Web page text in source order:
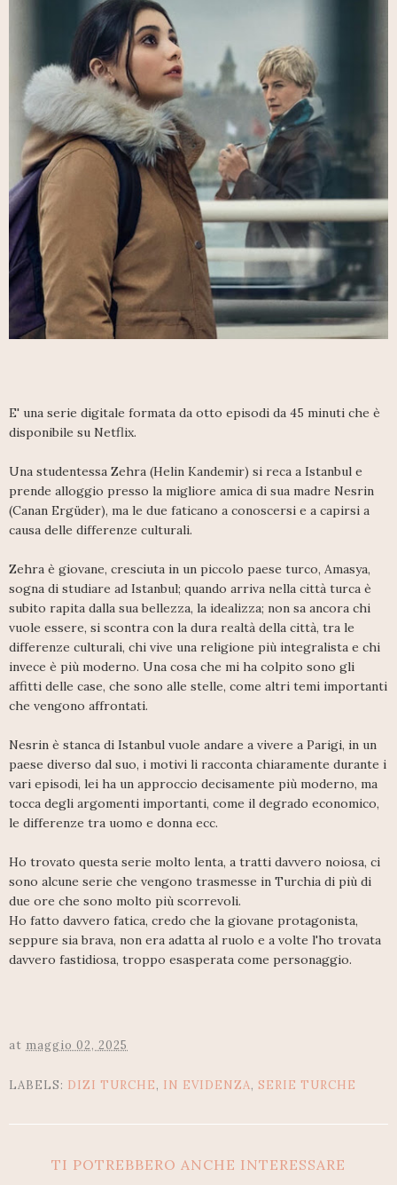
E' una serie digitale formata da otto episodi da 45 minuti che è
disponibile su Netflix.
Una studentessa Zehra (Helin Kandemir) si reca a Istanbul e
prende alloggio presso la migliore amica di sua madre Nesrin
(Canan Ergüder), ma le due faticano a conoscersi e a capirsi a
causa delle differenze culturali.
Zehra è giovane, cresciuta in un piccolo paese turco, Amasya,
sogna di studiare ad Istanbul; quando arriva nella città turca è
subito rapita dalla sua bellezza, la idealizza; non sa ancora chi
vuole essere, si scontra con la dura realtà della città, tra le
differenze culturali, chi vive una religione più integralista e chi
invece è più moderno. Una cosa che mi ha colpito sono gli
affitti delle case, che sono alle stelle, come altri temi importanti
che vengono affrontati.
Nesrin è stanca di Istanbul vuole andare a vivere a Parigi, in un
paese diverso dal suo, i motivi li racconta chiaramente durante i
vari episodi, lei ha un approccio decisamente più moderno, ma
tocca degli argomenti importanti, come il degrado economico,
le differenze tra uomo e donna ecc.
Ho trovato questa serie molto lenta, a tratti davvero noiosa, ci
sono alcune serie che vengono trasmesse in Turchia di più di
due ore che sono molto più scorrevoli.
Ho fatto davvero fatica, credo che la giovane protagonista,
seppure sia brava, non era adatta al ruolo e a volte l'ho trovata
davvero fastidiosa, troppo esasperata come personaggio.
at maggio 02, 2025
LABELS: DIZI TURCHE, IN EVIDENZA, SERIE TURCHE
TI POTREBBERO ANCHE INTERESSARE